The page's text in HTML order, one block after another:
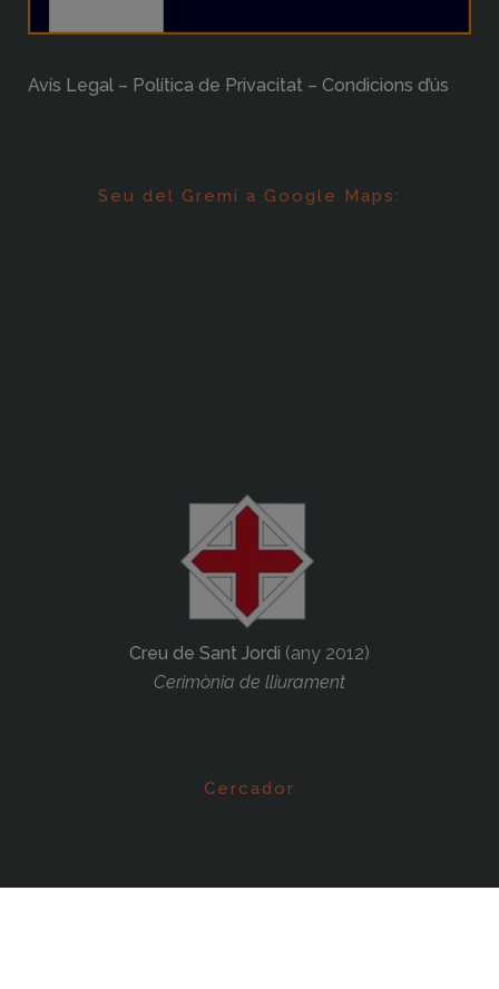
Avís Legal – Política de Privacitat – Condicions d’ús
Seu del Gremi a Google Maps:
Creu de Sant Jordi (any 2012)
Cerimònia de lliurament
Cercador